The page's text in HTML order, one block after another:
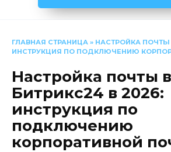
ГЛАВНАЯ СТРАНИЦА » НАСТРОЙКА ПОЧТЫ
ИНСТРУКЦИЯ ПО ПОДКЛЮЧЕНИЮ
Настройка почты в
Битрикс24 в 2026:
инструкция по
подключению
корпоративной